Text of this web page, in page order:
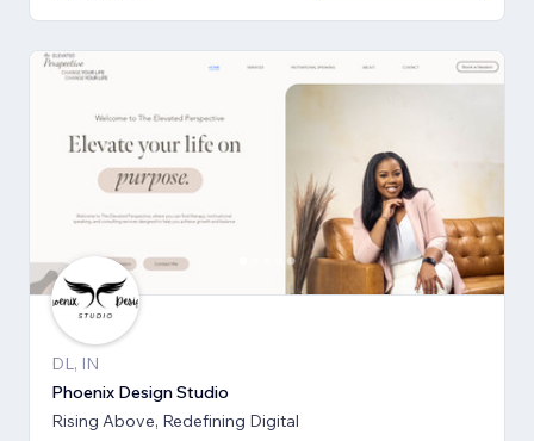
DL, IN
Phoenix Design Studio
Rising Above, Redefining Digital